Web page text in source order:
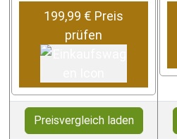
199,99 € Preis
prüfen
Preisvergleich laden